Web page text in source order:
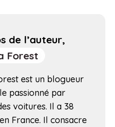
de l’auteur,
Forest
est un blogueur
passionné par
voitures. Il a 38
France. Il consacre